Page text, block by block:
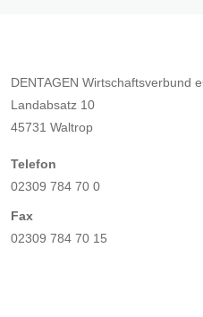
DENTAGEN Wirtschaftsverbund
Landabsatz 10
45731 Waltrop
Telefon
02309 784 70 0
Fax
02309 784 70 15